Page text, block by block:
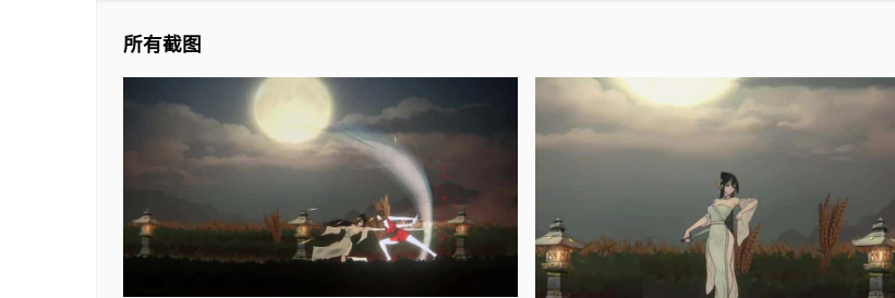
所有截图